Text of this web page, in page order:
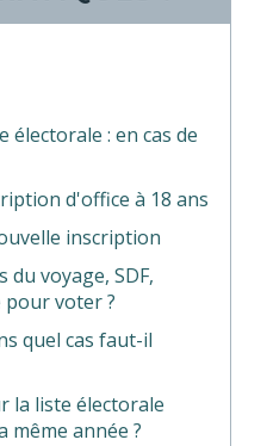
: en cas de
d'office à 18 ans
inscription
voyage, SDF,
voter ?
quel cas faut-il
la liste électorale
même année ?